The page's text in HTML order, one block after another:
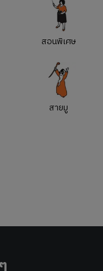
สอนพิเศษ
สายมู